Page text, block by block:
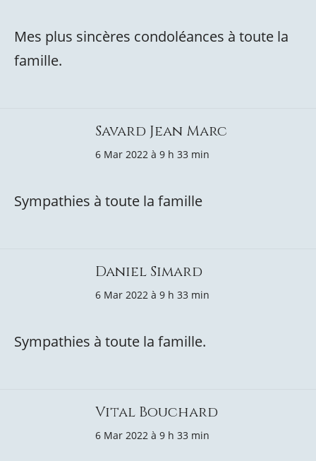
Mes plus sincères condoléances à toute la
famille.
Savard Jean Marc
6 Mar 2022 à 9 h 33 min
Sympathies à toute la famille
Daniel Simard
6 Mar 2022 à 9 h 33 min
Sympathies à toute la famille.
Vital Bouchard
6 Mar 2022 à 9 h 33 min